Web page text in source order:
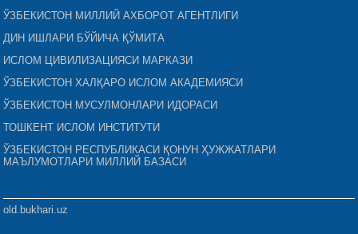
ЎЗБЕКИСТОН МИЛЛИЙ АХБОРОТ АГЕНТЛИГИ
ДИН ИШЛАРИ БЎЙИЧА ҚЎМИТА
ИСЛОМ ЦИВИЛИЗАЦИЯСИ МАРКАЗИ
ЎЗБЕКИСТОН ХАЛҚАРО ИСЛОМ АКАДЕМИЯСИ
ЎЗБЕКИСТОН МУСУЛМОНЛАРИ ИДОРАСИ
ТОШКЕНТ ИСЛОМ ИНСТИТУТИ
ЎЗБЕКИСТОН РЕСПУБЛИКАСИ ҚОНУН ҲУЖЖАТЛАРИ
МАЪЛУМОТЛАРИ МИЛЛИЙ БАЗАСИ
old.bukhari.uz